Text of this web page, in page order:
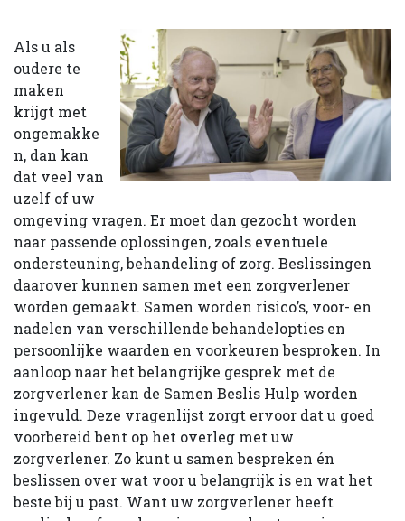
Als u als
oudere te
maken
krijgt met
ongemakke
n, dan kan
dat veel van
uzelf of uw
omgeving vragen. Er moet dan gezocht worden
naar passende oplossingen, zoals eventuele
ondersteuning, behandeling of zorg. Beslissingen
daarover kunnen samen met een zorgverlener
worden gemaakt. Samen worden risico’s, voor- en
nadelen van verschillende behandelopties en
persoonlijke waarden en voorkeuren besproken. In
aanloop naar het belangrijke gesprek met de
zorgverlener kan de Samen Beslis Hulp worden
ingevuld. Deze vragenlijst zorgt ervoor dat u goed
voorbereid bent op het overleg met uw
zorgverlener. Zo kunt u samen bespreken én
beslissen over wat voor u belangrijk is en wat het
beste bij u past. Want uw zorgverlener heeft